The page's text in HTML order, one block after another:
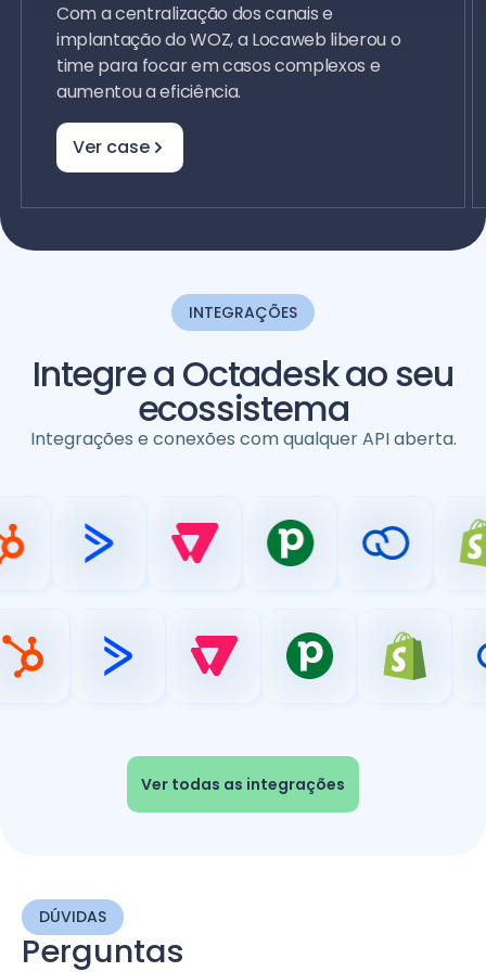
Com a centralização dos canais e
implantação do WOZ, a Locaweb liberou o
time para focar em casos complexos e
aumentou a eficiência.
Ver case
INTEGRAÇÕES
Integre a Octadesk ao seu
ecossistema
Integrações e conexões com qualquer API aberta.
Ver todas as integrações
DÚVIDAS
Perguntas